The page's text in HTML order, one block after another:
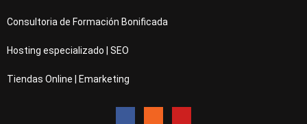
Consultoria de Formación Bonificada
Hosting especializado | SEO
Tiendas Online | Emarketing